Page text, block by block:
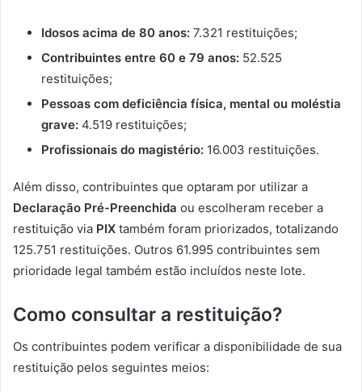
Idosos acima de 80 anos: 7.321 restituições;
Contribuintes entre 60 e 79 anos: 52.525
restituições;
Pessoas com deficiência física, mental ou moléstia
grave: 4.519 restituições;
Profissionais do magistério: 16.003 restituições.
Além disso, contribuintes que optaram por utilizar a
Declaração Pré-Preenchida ou escolheram receber a
restituição via PIX também foram priorizados, totalizando
125.751 restituições. Outros 61.995 contribuintes sem
prioridade legal também estão incluídos neste lote.
Como consultar a restituição?
Os contribuintes podem verificar a disponibilidade de sua
restituição pelos seguintes meios: